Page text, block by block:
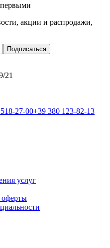
первыми
акции и распродажи,
Подписаться
21
27-00+39 380 123-82-13
услуг
оферты